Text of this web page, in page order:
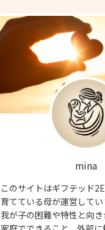
mina
このサイトはギフテッド
育てている母が運営してい
我が子の困難や特性と向き